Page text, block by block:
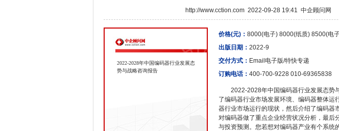
http://www.cction.com 2022-09-28 19:41 中企顾问网
2022-2028年中国编码器行业发展态
势与战略咨询报告
价格(元)： 8000(电子) 8000(纸质) 8500(电
出版日期： 2022-9
交付方式： Email电子版/特快专递
订购电话： 400-700-9228 010-69365838
2022-2028年中国编码器行业发展态势
了编码器行业市场发展环境、编码器整体运
器行业市场运行的现状，然后介绍了编码器
对编码器做了重点企业经营状况分析，最后
与投资预测。您若想对编码器产业有个系统